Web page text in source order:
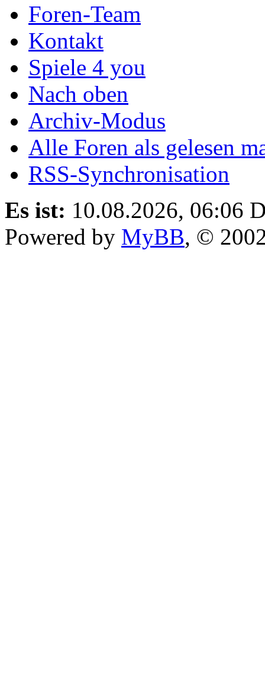
Foren-Team
Kontakt
Spiele 4 you
Nach oben
Archiv-Modus
Alle Foren als gelesen
RSS-Synchronisation
Es ist: 10.08.2026, 06:06
Powered by MyBB, ©